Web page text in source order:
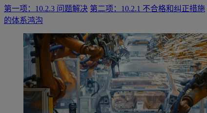
第一项：10.2.3 问题解决 第二项：10.2.1 不合格和纠正措施
的体系鸿沟